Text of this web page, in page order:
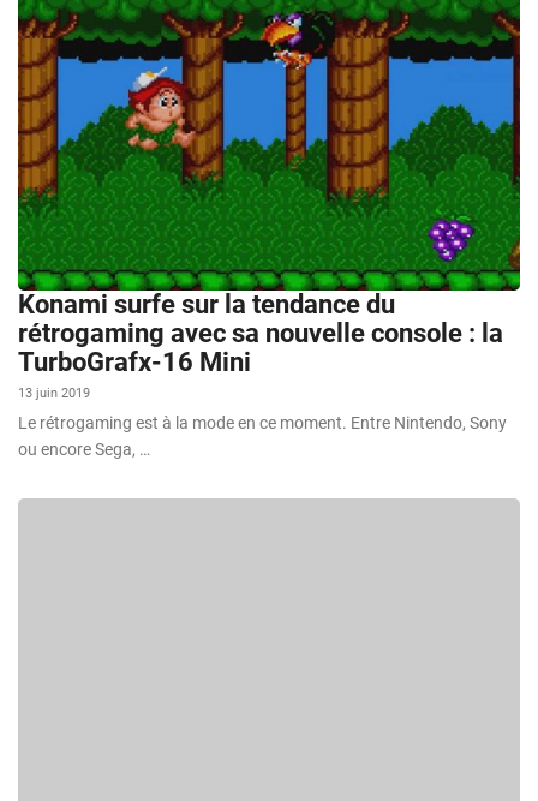
Konami surfe sur la tendance du
rétrogaming avec sa nouvelle console : la
TurboGrafx-16 Mini
13 juin 2019
Le rétrogaming est à la mode en ce moment. Entre Nintendo, Sony
ou encore Sega, …